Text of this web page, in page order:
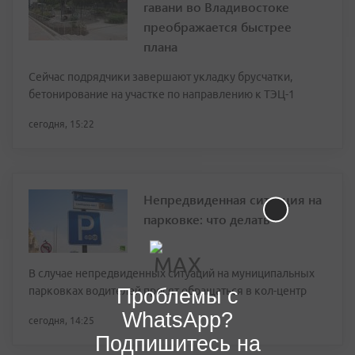
гавани во Владивостоке
преображается быстрее
плана
Сейчас подрядчики завершают укладку брусчатки,
бетонирование на участке по направлению к ТЭЦ-1
сегодня, 15:22
Непредвиденная ситуация на
парковке: что делать
В случае непредвиденных ситуаций на муниципальных
парковках водителей просят обращаться в кол-центр
сегодня, 14:25
Проблемы с
WhatsApp?
Подпишитесь на